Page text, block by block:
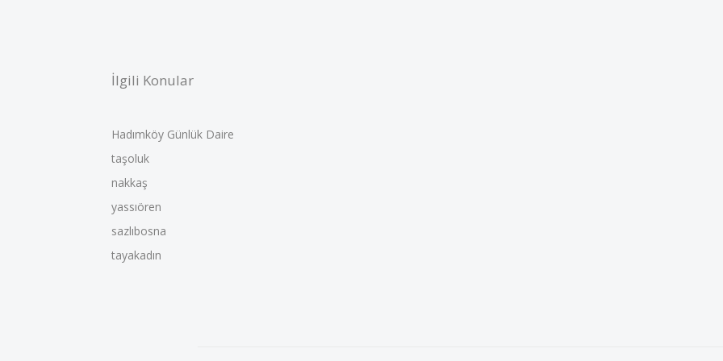
İlgili Konular
Hadımköy Günlük Daire
taşoluk
nakkaş
yassıören
sazlıbosna
tayakadın